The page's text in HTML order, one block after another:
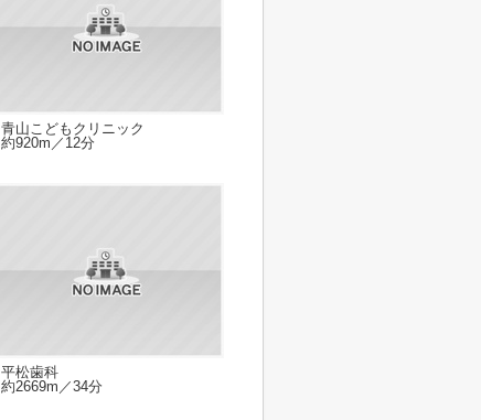
青山こどもクリニック
約920m／12分
平松歯科
約2669m／34分